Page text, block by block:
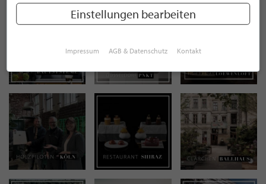
Einstellungen bearbeiten
Impressum AGB & Datenschutz Kontakt